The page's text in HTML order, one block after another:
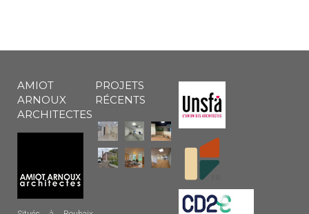
AMIOT
ARNOUX
ARCHITECTES
PROJETS
RÉCENTS